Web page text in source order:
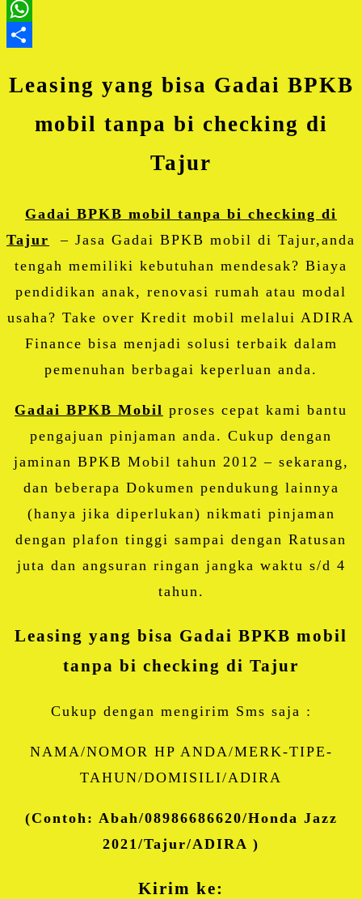
Leasing yang bisa Gadai BPKB
mobil tanpa bi checking di
Tajur
Gadai BPKB mobil tanpa bi checking di
Tajur
– Jasa Gadai BPKB mobil di Tajur,anda
tengah memiliki kebutuhan mendesak? Biaya
pendidikan anak, renovasi rumah atau modal
usaha? Take over Kredit mobil melalui ADIRA
Finance bisa menjadi solusi terbaik dalam
pemenuhan berbagai keperluan anda.
Gadai BPKB Mobil proses cepat kami bantu
pengajuan pinjaman anda. Cukup dengan
jaminan BPKB Mobil tahun 2012 – sekarang,
dan beberapa Dokumen pendukung lainnya
(hanya jika diperlukan) nikmati pinjaman
dengan plafon tinggi sampai dengan Ratusan
juta dan angsuran ringan jangka waktu s/d 4
tahun.
Leasing yang bisa Gadai BPKB mobil
tanpa bi checking di Tajur
Cukup dengan mengirim Sms saja :
NAMA/NOMOR HP ANDA/MERK-TIPE-
TAHUN/DOMISILI/ADIRA
(Contoh: Abah/08986686620/Honda Jazz
2021/Tajur/ADIRA )
Kirim ke: